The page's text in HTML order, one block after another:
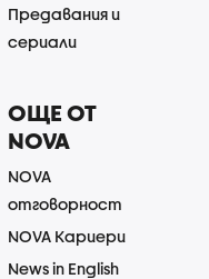
Предавания и
сериали
ОЩЕ ОТ
NOVA
NOVA
отговорност
NOVA Кариери
News in English